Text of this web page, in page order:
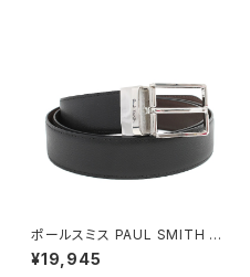
ポールスミス PAUL SMITH ベ
ルト M1A-4437-CCUT-78 メ
ンズ ブラック ブラウン シルバー
¥19,945